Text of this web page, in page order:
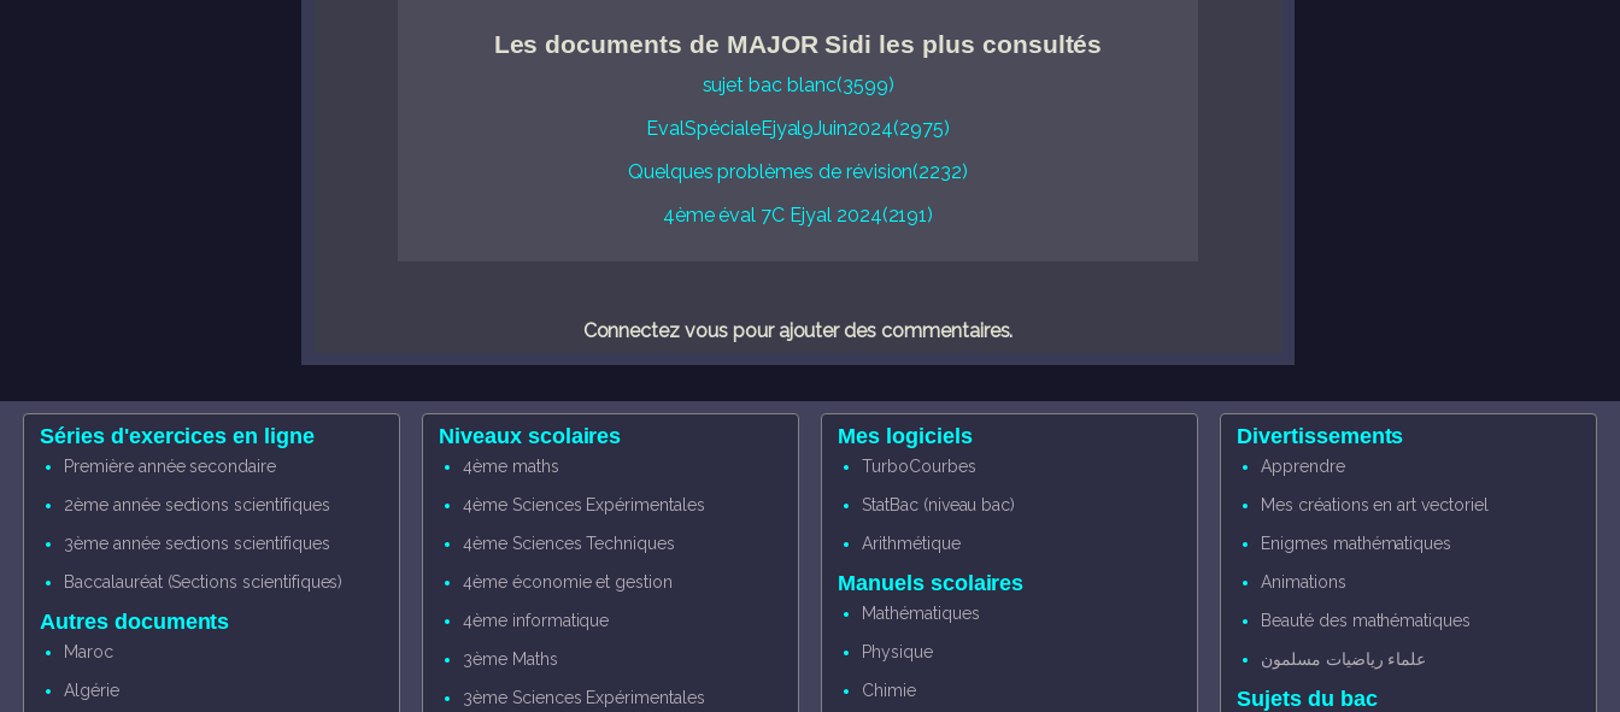
Les documents de MAJOR Sidi les plus consultés
sujet bac blanc(3599)
EvalSpécialeEjyal9Juin2024(2975)
Quelques problèmes de révision(2232)
4ème éval 7C Ejyal 2024(2191)
Connectez vous pour ajouter des commentaires.
Séries d'exercices en ligne
Première année secondaire
2ème année sections scientifiques
3ème année sections scientifiques
Baccalauréat (Sections scientifiques)
Autres documents
Maroc
Algérie
Niveaux scolaires
4ème maths
4ème Sciences Expérimentales
4ème Sciences Techniques
4ème économie et gestion
4ème informatique
3ème Maths
3ème Sciences Expérimentales
Mes logiciels
TurboCourbes
StatBac (niveau bac)
Arithmétique
Manuels scolaires
Mathématiques
Physique
Chimie
Divertissements
Apprendre
Mes créations en art vectoriel
Enigmes mathématiques
Animations
Beauté des mathématiques
علماء رياضيات مسلمون
Sujets du bac